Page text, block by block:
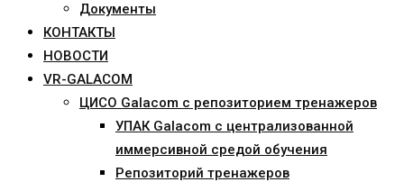
Документы
КОНТАКТЫ
НОВОСТИ
VR-GALACOM
ЦИСО Galacom с репозиторием тренажеров
УПАК Galacom с централизованной
иммерсивной средой обучения
Репозиторий тренажеров